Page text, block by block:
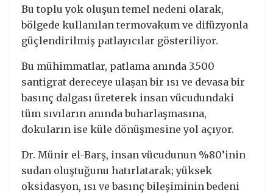
Bu toplu yok oluşun temel nedeni olarak,
bölgede kullanılan termovakum ve difüzyonla
güçlendirilmiş patlayıcılar gösteriliyor.
Bu mühimmatlar, patlama anında 3.500
santigrat dereceye ulaşan bir ısı ve devasa bir
basınç dalgası üreterek insan vücudundaki
tüm sıvıların anında buharlaşmasına,
dokuların ise küle dönüşmesine yol açıyor.
Dr. Münir el-Barş, insan vücudunun %80’inin
sudan oluştuğunu hatırlatarak; yüksek
oksidasyon, ısı ve basınç bileşiminin bedeni